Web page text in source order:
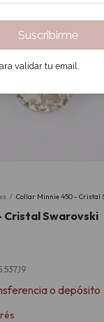
/ Collar Minnie 450 - Cristal
Cristal Swarovski
o depósito
Suscribirme
validar tu email.